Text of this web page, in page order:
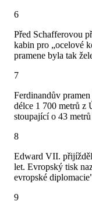
6
Před Schafferovou
kabin pro „ocelové
pramene byla tak
7
Ferdinandův
délce 1 700 metrů z
stoupající o 43
8
Edward VII.
let. Evropský tisk
evropské
9